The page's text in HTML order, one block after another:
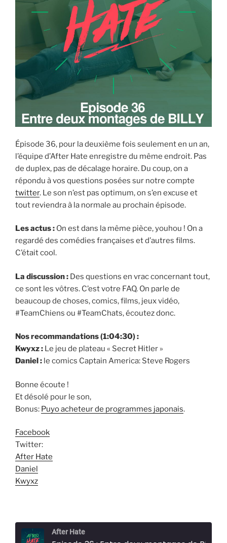
Épisode 36, pour la deuxième fois seulement en un an,
l’équipe d’After Hate enregistre du même endroit. Pas
de duplex, pas de décalage horaire. Du coup, on a
répondu à vos questions posées sur notre compte
twitter. Le son n’est pas optimum, on s’en excuse et
tout reviendra à la normale au prochain épisode.
Les actus : On est dans la même pièce, youhou ! On a
regardé des comédies françaises et d’autres films.
C’était cool.
La discussion : Des questions en vrac concernant tout,
ce sont les vôtres. C’est votre FAQ. On parle de
beaucoup de choses, comics, films, jeux vidéo,
#TeamChiens ou #TeamChats, écoutez donc.
Nos recommandations (1:04:30) :
Kwyxz : Le jeu de plateau « Secret Hitler »
Daniel : le comics Captain America: Steve Rogers
Bonne écoute !
Et désolé pour le son,
Bonus: Puyo acheteur de programmes japonais.
Facebook
Twitter:
After Hate
Daniel
Kwyxz
After Hate